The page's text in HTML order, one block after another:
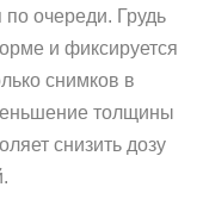
очереди. Грудь
и фиксируется
снимков в
толщины
снизить дозу